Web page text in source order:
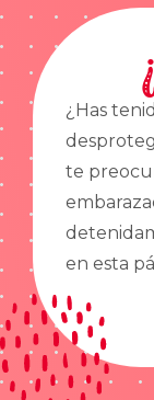
¿Has
te
en esta